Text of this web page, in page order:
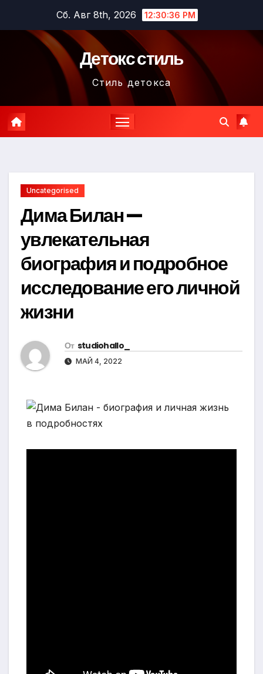
содержимому
Сб. Авг 8th, 2026 12:30:37 PM
Детокс стиль
Стиль детокса
Uncategorised
Дима Билан —
увлекательная
биография и подробное
исследование его личной
жизни
От studiohallo_
МАЙ 4, 2022